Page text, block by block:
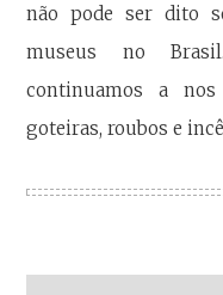
não pode ser dito
museus no
continuamos a
goteiras, roubos e